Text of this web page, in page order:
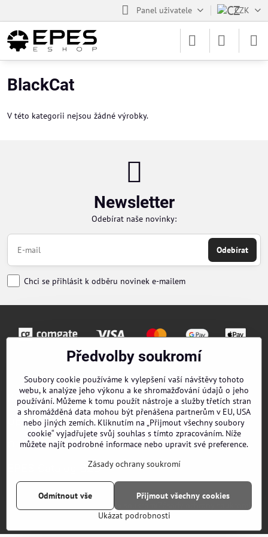
Panel uživatele CZK
BlackCat
V této kategorii nejsou žádné výrobky.
Newsletter
Odebírat naše novinky:
Odebírat
Chci se přihlásit k odběru novinek e-mailem
Kontakty
Obchodní podmínky
O nás
EPES Catalog B2B
© Předvolby soukromí
Vytvořeno systémem:ByznysWeb.cz
Předvolby soukromí
Soubory cookie používáme k vylepšení vaší návštěvy tohoto
webu, k analýze jeho výkonu a ke shromažďování údajů o jeho
používání. Můžeme k tomu použít nástroje a služby třetích stran
a shromážděná data mohou být přenášena partnerům v EU, USA
nebo jiných zemích. Kliknutím na „Přijmout všechny soubory
cookie“ vyjadřujete svůj souhlas s tímto zpracováním. Níže
můžete najít podrobné informace nebo upravit své preference.
Zásady ochrany soukromí
Ukázat podrobnosti
Přijmout všechny cookies
Odmítnout vše